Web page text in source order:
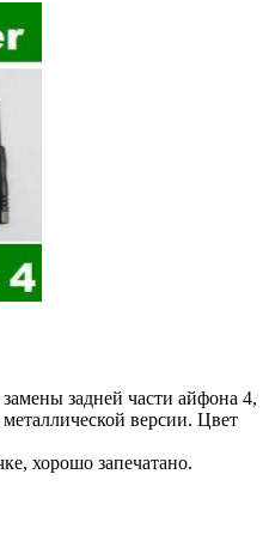
задней части айфона 4,
версии. Цвет
хорошо запечатано.